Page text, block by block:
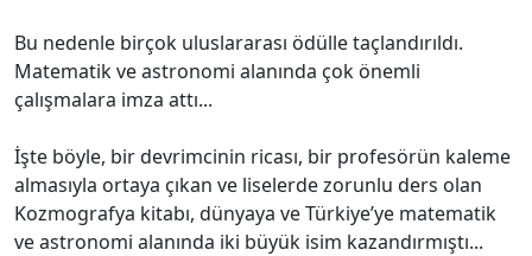
Bu nedenle birçok uluslararası ödülle taçlandırıldı.
Matematik ve astronomi alanında çok önemli
çalışmalara imza attı...
İşte böyle, bir devrimcinin ricası, bir profesörün kaleme
almasıyla ortaya çıkan ve liselerde zorunlu ders olan
Kozmografya kitabı, dünyaya ve Türkiye’ye matematik
ve astronomi alanında iki büyük isim kazandırmıştı...